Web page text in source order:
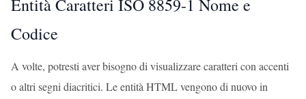
Entità Caratteri ISO 8859-1 Nome e
Codice
A volte, potresti aver bisogno di visualizzare caratteri con accenti
o altri segni diacritici. Le entità HTML vengono di nuovo in